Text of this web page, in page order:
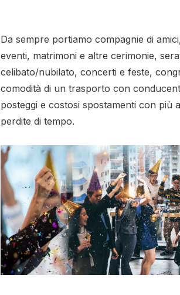
Da sempre portiamo compagnie di
eventi, matrimoni e altre cerimonie,
celibato/nubilato, concerti e feste,
comodità di un trasporto con
posteggi e costosi spostamenti con più
perdite di tempo.